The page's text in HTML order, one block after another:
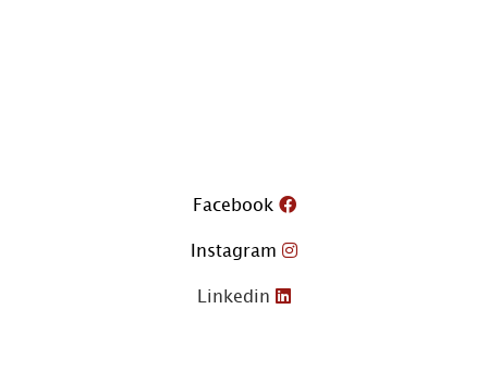
Facebook
Instagram
Linkedin